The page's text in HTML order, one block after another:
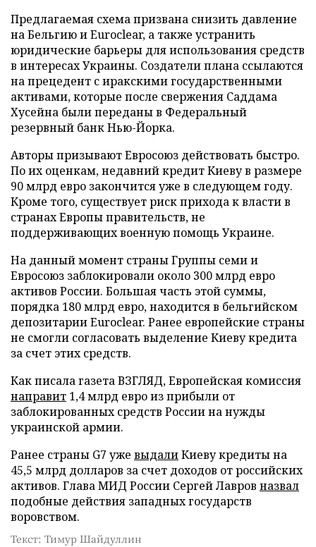
Предлагаемая схема призвана снизить давление
на Бельгию и Euroclear, а также устранить
юридические барьеры для использования средств
в интересах Украины. Создатели плана ссылаются
на прецедент с иракскими государственными
активами, которые после свержения Саддама
Хусейна были переданы в Федеральный
резервный банк Нью-Йорка.
Авторы призывают Евросоюз действовать быстро.
По их оценкам, недавний кредит Киеву в размере
90 млрд евро закончится уже в следующем году.
Кроме того, существует риск прихода к власти в
странах Европы правительств, не
поддерживающих военную помощь Украине.
На данный момент страны Группы семи и
Евросоюз заблокировали около 300 млрд евро
активов России. Большая часть этой суммы,
порядка 180 млрд евро, находится в бельгийском
депозитарии Euroclear. Ранее европейские страны
не смогли согласовать выделение Киеву кредита
за счет этих средств.
Как писала газета ВЗГЛЯД, Европейская комиссия
направит 1,4 млрд евро из прибыли от
заблокированных средств России на нужды
украинской армии.
Ранее страны G7 уже выдалиКиеву кредиты на
45,5 млрд долларов за счет доходов от российских
активов. Глава МИД России Сергей Лавров назвал
подобные действия западных государств
воровством.
Текст: Тимур Шайдуллин